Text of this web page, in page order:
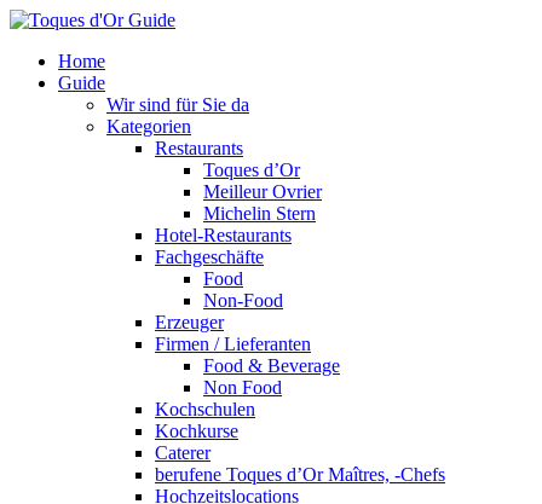
Home
Guide
Wir sind für Sie da
Kategorien
Restaurants
Toques d’Or
Meilleur Ovrier
Michelin Stern
Hotel-Restaurants
Fachgeschäfte
Food
Non-Food
Erzeuger
Firmen / Lieferanten
Food & Beverage
Non Food
Kochschulen
Kochkurse
Caterer
berufene Toques d’Or Maîtres, -Chefs
Hochzeitslocations